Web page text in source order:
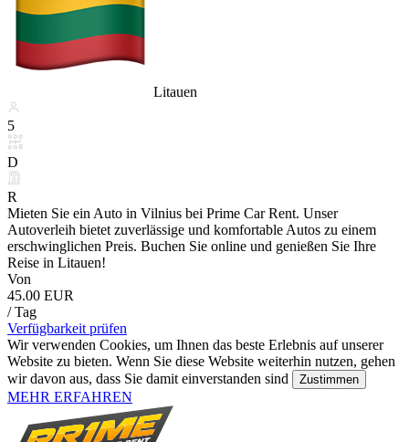
Litauen
5
D
R
Mieten Sie ein Auto in Vilnius bei Prime Car Rent. Unser
Autoverleih bietet zuverlässige und komfortable Autos zu einem
erschwinglichen Preis. Buchen Sie online und genießen Sie Ihre
Reise in Litauen!
Von
45.00 EUR
/ Tag
Verfügbarkeit prüfen
Wir verwenden Cookies, um Ihnen das beste Erlebnis auf unserer
Website zu bieten. Wenn Sie diese Website weiterhin nutzen, gehen
wir davon aus, dass Sie damit einverstanden sind
Zustimmen
MEHR ERFAHREN